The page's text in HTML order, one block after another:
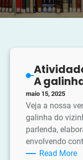
A
maio 15, 2025
Veja a nossa
galinha do
parlenda,
envolvendo
Read More: